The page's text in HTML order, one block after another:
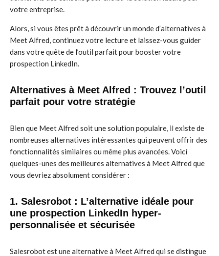
votre entreprise.
Alors, si vous êtes prêt à découvrir un monde d’alternatives à
Meet Alfred, continuez votre lecture et laissez-vous guider
dans votre quête de l’outil parfait pour booster votre
prospection LinkedIn.
Alternatives à Meet Alfred : Trouvez l’outil
parfait pour votre stratégie
Bien que Meet Alfred soit une solution populaire, il existe de
nombreuses alternatives intéressantes qui peuvent offrir des
fonctionnalités similaires ou même plus avancées. Voici
quelques-unes des meilleures alternatives à Meet Alfred que
vous devriez absolument considérer :
1. Salesrobot : L’alternative idéale pour
une prospection LinkedIn hyper-
personnalisée et sécurisée
Salesrobot est une alternative à Meet Alfred qui se distingue